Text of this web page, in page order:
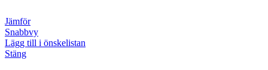
Jämför
Snabbvy
Lägg till i önskelistan
Stäng